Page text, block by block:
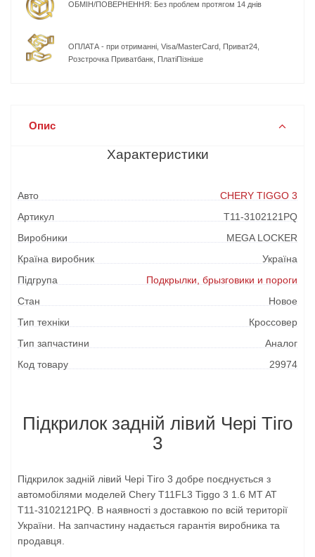
ОБМІН/ПОВЕРНЕННЯ: Без проблем протягом 14 днів
ОПЛАТА - при отриманні, Visa/MasterCard, Приват24,
Розстрочка Приватбанк, ПлатіПізніше
Опис
Характеристики
Авто
CHERY TIGGO 3
Артикул
T11-3102121PQ
Виробники
MEGA LOCKER
Країна виробник
Україна
Підгрупа
Подкрылки, брызговики и пороги
Стан
Новое
Тип техніки
Кроссовер
Тип запчастини
Аналог
Код товару
29974
Підкрилок задній лівий Чері Тіго
3
Підкрилок задній лівий Чері Тіго 3 добре поєднується з
автомобілями моделей Chery T11FL3 Tiggo 3 1.6 MT AT
T11-3102121PQ. В наявності з доставкою по всій території
України. На запчастину надається гарантія виробника та
продавця.